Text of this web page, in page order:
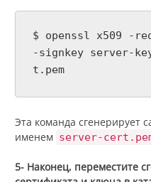
$ openssl x509 -
-signkey server-
t.pem
Эта команда сгенерирует
именем server-
5- Наконец, переместите